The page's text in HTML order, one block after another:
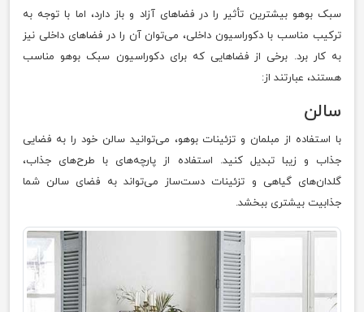
سبک بوهو بیشترین تأثیر را در فضاهای آزاد و باز دارد، اما با توجه به
ترکیب مناسب با دکوراسیون داخلی، می‌توان آن را در فضاهای داخلی نیز
به کار برد. برخی از فضاهایی که برای دکوراسیون سبک بوهو مناسب
هستند، عبارتند از:
سالن
با استفاده از مبلمان و تزئینات بوهو، می‌توانید سالن خود را به فضایی
جذاب و زیبا تبدیل کنید. استفاده از پارچه‌های با طرح‌های جذاب،
گلدان‌های گیاهی و تزئینات دست‌ساز می‌تواند به فضای سالن شما
جذابیت بیشتری ببخشد.